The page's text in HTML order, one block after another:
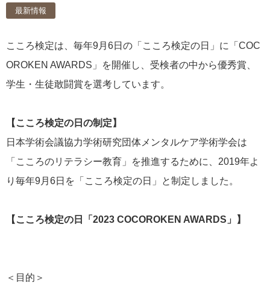
最新情報
こころ検定は、毎年9月6日の「こころ検定の日」に「COC
OROKEN AWARDS」を開催し、受検者の中から優秀賞、
学生・生徒敢闘賞を選考しています。
【こころ検定の日の制定】
日本学術会議協力学術研究団体メンタルケア学術学会は
「こころのリテラシー教育」を推進するために、2019年よ
り毎年9月6日を「こころ検定の日」と制定しました。
【こころ検定の日「2023 COCOROKEN AWARDS」】
＜目的＞